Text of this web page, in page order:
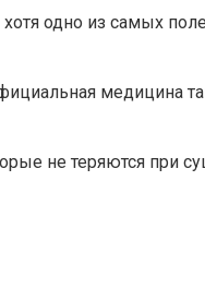
одно из самых
медицина
не теряются при